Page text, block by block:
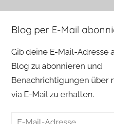
Blog per E-Mail
Gib deine E-Mail-Adresse
Blog zu abonnieren und
Benachrichtigungen über
via E-Mail zu erhalten.
E-